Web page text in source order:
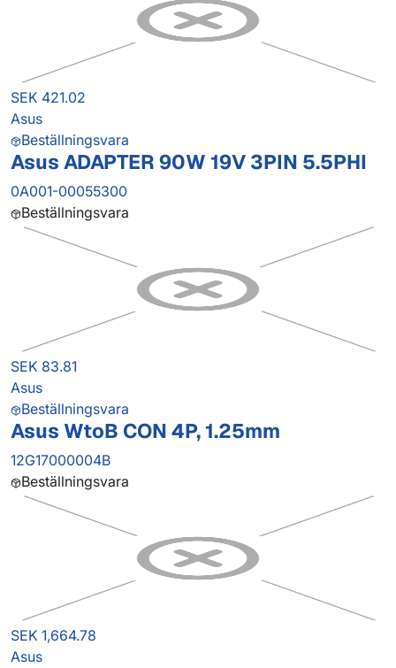
SEK 421.02
Asus
Beställningsvara
Asus ADAPTER 90W 19V 3PIN 5.5PHI
0A001-00055300
Beställningsvara
SEK 83.81
Asus
Beställningsvara
Asus WtoB CON 4P, 1.25mm
12G17000004B
Beställningsvara
SEK 1,664.78
Asus